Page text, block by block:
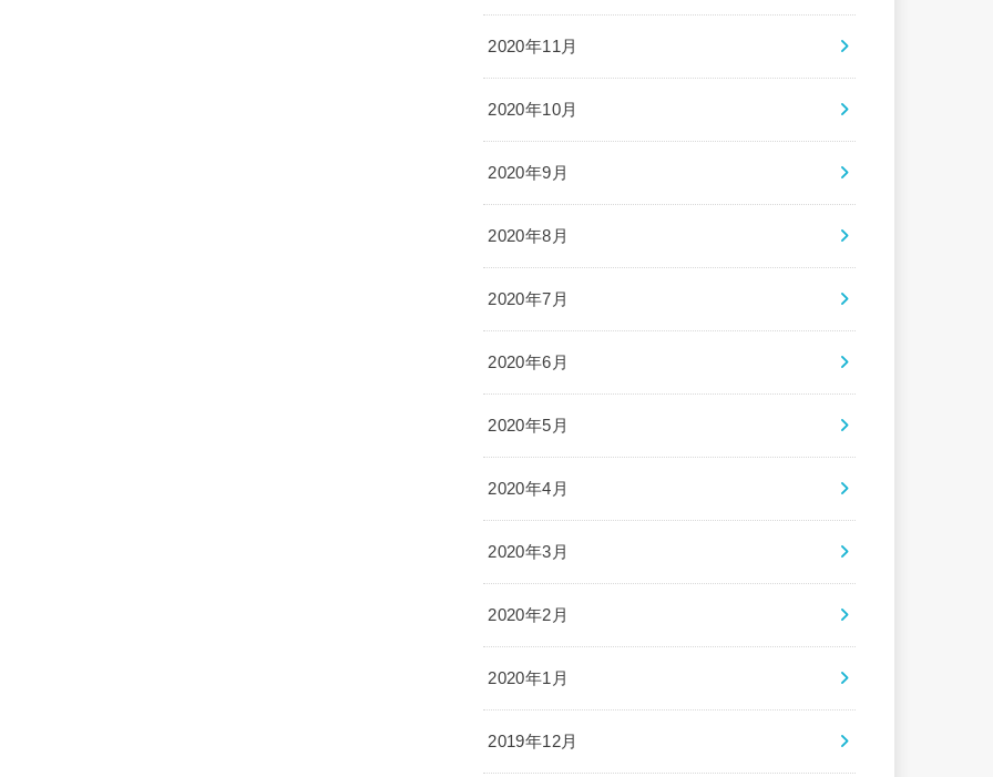
2020年11月
2020年10月
2020年9月
2020年8月
2020年7月
2020年6月
2020年5月
2020年4月
2020年3月
2020年2月
2020年1月
2019年12月